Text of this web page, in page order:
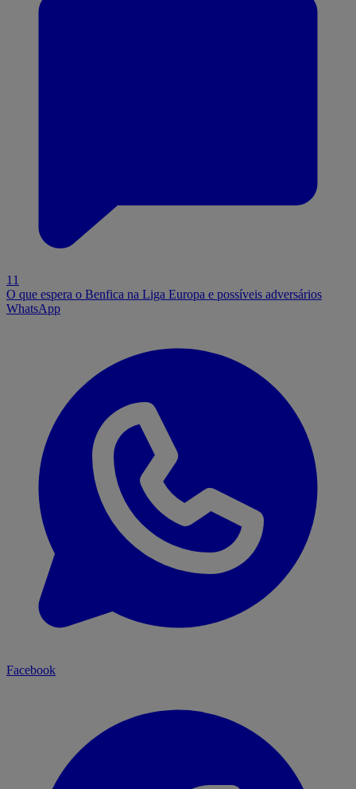
11
O que espera o Benfica na Liga Europa e possíveis adversários
WhatsApp
Facebook